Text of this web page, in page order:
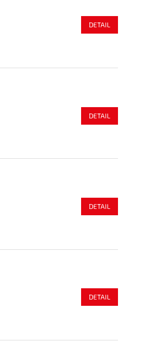
DETAIL
DETAIL
DETAIL
DETAIL